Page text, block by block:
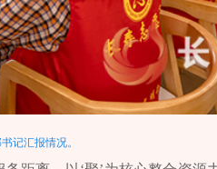
记汇报情况。